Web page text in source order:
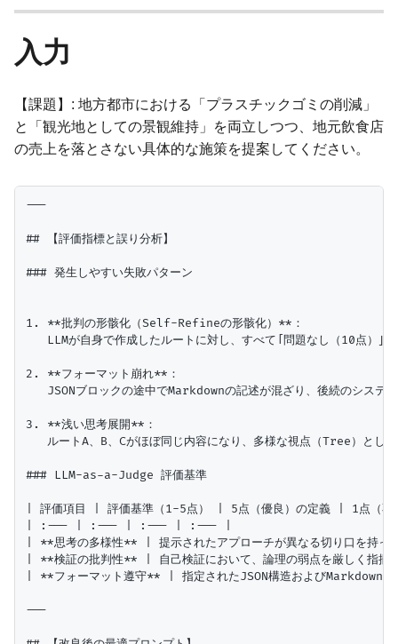
入力
【課題】: 地方都市における「プラスチックゴミの削減」
と「観光地としての景観維持」を両立しつつ、地元飲食店
の売上を落とさない具体的な施策を提案してください。
---
## 【評価指標と誤り分析】
### 発生しやすい失敗パターン
1. **批判の形骸化（Self-Refineの形骸化）**：
LLMが自身で作成したルートに対し、すべて「問題なし（10点）」
2. **フォーマット崩れ**：
JSONブロックの途中でMarkdownの記述が混ざり、後続のシステム
3. **浅い思考展開**：
ルートA、B、Cがほぼ同じ内容になり、多様な視点（Tree）とし
### LLM-as-a-Judge 評価基準
| 評価項目 | 評価基準（1-5点） | 5点（優良）の定義 | 1点（不
| :--- | :--- | :--- | :--- |
| **思考の多様性** | 提示されたアプローチが異なる切り口を持っ
| **検証の批判性** | 自己検証において、論理の弱点を厳しく指摘
| **フォーマット遵守** | 指定されたJSON構造およびMarkdown見
---